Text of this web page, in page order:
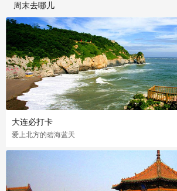
周末去哪儿
大连必打卡
爱上北方的碧海蓝天